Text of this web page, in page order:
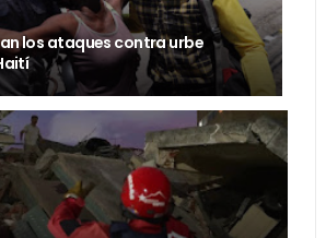
los ataques contra urbe